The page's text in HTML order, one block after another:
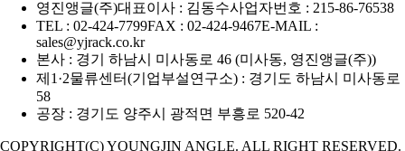
영진앵글(주)대표이사 : 김동수사업자번호 : 215-86-76538
TEL : 02-424-7799FAX : 02-424-9467E-MAIL :
sales@yjrack.co.kr
본사 : 경기 하남시 미사동로 46 (미사동, 영진앵글(주))
제1·2물류센터(기업부설연구소) : 경기도 하남시 미사동로
58
공장 : 경기도 양주시 광적면 부흥로 520-42
COPYRIGHT(C) YOUNGJIN ANGLE. ALL RIGHT RESERVED.